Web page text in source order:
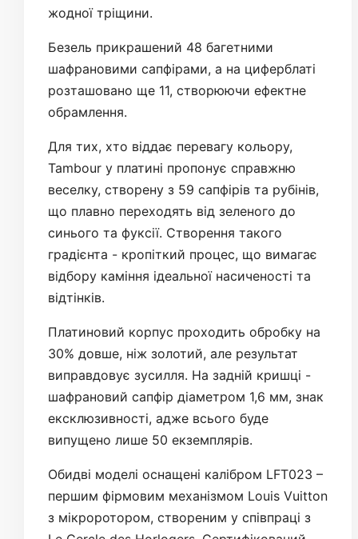
жодної тріщини.
Безель прикрашений 48 багетними
шафрановими сапфірами, а на циферблаті
розташовано ще 11, створюючи ефектне
обрамлення.
Для тих, хто віддає перевагу кольору,
Tambour у платині пропонує справжню
веселку, створену з 59 сапфірів та рубінів,
що плавно переходять від зеленого до
синього та фуксії. Створення такого
градієнта - кропіткий процес, що вимагає
відбору каміння ідеальної насиченості та
відтінків.
Платиновий корпус проходить обробку на
30% довше, ніж золотий, але результат
виправдовує зусилля. На задній кришці -
шафрановий сапфір діаметром 1,6 мм, знак
ексклюзивності, адже всього буде
випущено лише 50 екземплярів.
Обидві моделі оснащені калібром LFT023 –
першим фірмовим механізмом Louis Vuitton
з мікроротором, створеним у співпраці з